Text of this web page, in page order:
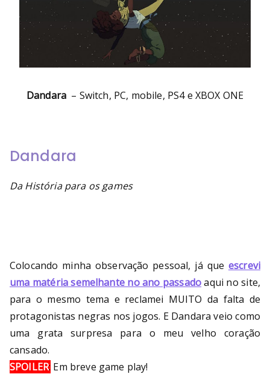
Dandara – Switch, PC, mobile, PS4 e XBOX ONE
Dandara
Da História para os games
Colocando minha observação pessoal, já que escrevi
uma matéria semelhante no ano passadoaqui no site,
para o mesmo tema e reclamei MUITO da falta de
protagonistas negras nos jogos. E Dandara veio como
uma grata surpresa para o meu velho coração
cansado.
SPOILER: Em breve game play!